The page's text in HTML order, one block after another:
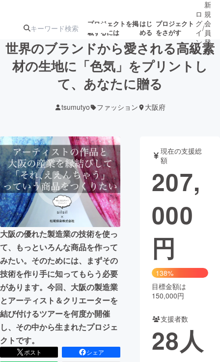
プロジェクトを掲
載するには
はじ
める
プロジェクト
をさがす
注目のリ
注目の新着プロ
ジェクト
募集終了が近いプ
テクノロジー・ガジェット
映像・映画 書籍・雑誌
ビジネス・起業 チャレンジ
まちづくり・地域活性化
CAMPFIRE for Social Good
CAMPFIRE Creation
CAMPFIREふるさと納税machi-ya コミュニティ
ロ
グ
イ
ン
/
新
規
会
員
登
録
世界のブランドから愛される高級素
材の生地に「色気」をプリントし
て、あなたに贈る
tsumutyo ファッション 大阪府
大阪の優れた製造業の技術を使っ
て、もっといろんな商品を作って
みたい。そのためには、まずその
技術を作り手に知ってもらう必要
があります。今回、大阪の製造業
とアーティスト＆クリエーターを
結び付けるツアーを何度か開催
し、その中から生まれたプロジェ
クトです。
ポスト
シェア
現在の支援総
額
207,
000
円
138%
目標金額は
150,000円
支援者数
28人